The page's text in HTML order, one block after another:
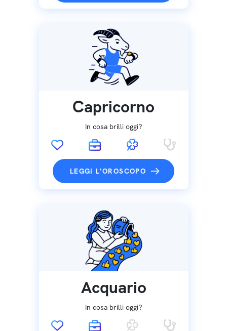
Capricorno
In cosa brilli oggi?
LEGGI L'OROSCOPO
Acquario
In cosa brilli oggi?